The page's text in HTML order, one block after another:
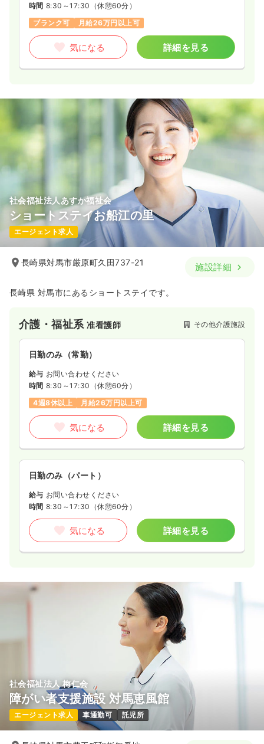
時間 8:30～17:30 （休憩60分）
ブランク可
月給26万円以上可
気になる 詳細を見る
社会福祉法人あすか福祉会
ショートステイお船江の里
エージェント求人
長崎県対馬市厳原町久田737-21 施設詳細
長崎県 対馬市にあるショートステイです。
介護・福祉系准看護師 その他介護施設
日勤のみ（常勤）
給与 お問い合わせください
時間 8:30～17:30 （休憩60分）
4週8休以上
月給26万円以上可
気になる 詳細を見る
日勤のみ（パート）
給与 お問い合わせください
時間 8:30～17:30 （休憩60分）
気になる 詳細を見る
社会福祉法人 梅仁会
障がい者支援施設 対馬恵風館
エージェント求人 車通勤可 託児所